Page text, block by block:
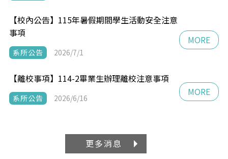
【校內公告】115年暑假期間學生活動安全注意
事項
系所公告 2026/7/1
MORE
【離校事項】114-2畢業生辦理離校注意事項
系所公告 2026/6/16
MORE
更多消息